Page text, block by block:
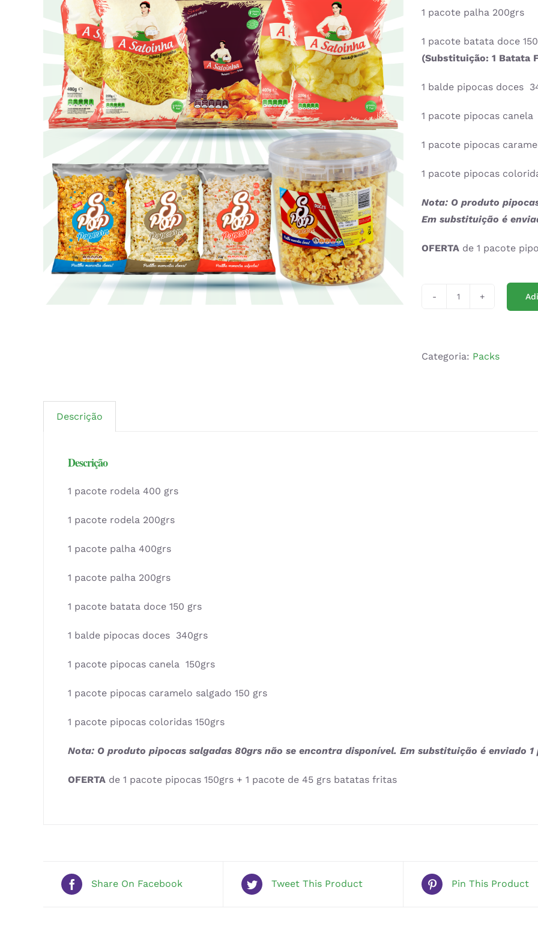
1 pacote palha 200grs
1 pacote batata doce
(Substituição: 1 Batata
1 balde pipocas doces
1 pacote pipocas canela
1 pacote pipocas
1 pacote pipocas
Nota: O produto
Em substituição é
OFERTA de 1 pacote
Familiar
Categoria: Packs
Descrição
Descrição
1 pacote rodela 400 grs
1 pacote rodela 200grs
1 pacote palha 400grs
1 pacote palha 200grs
1 pacote batata doce 150 grs
1 balde pipocas doces 340grs
1 pacote pipocas canela 150grs
1 pacote pipocas caramelo salgado 150 grs
1 pacote pipocas coloridas 150grs
Nota: O produto pipocas salgadas 80grs não se encontra disponível. Em substituição é enviado
OFERTAde 1 pacote pipocas 150grs + 1 pacote de 45 grs batatas fritas
Share On Facebook Tweet This Product Pin This Product